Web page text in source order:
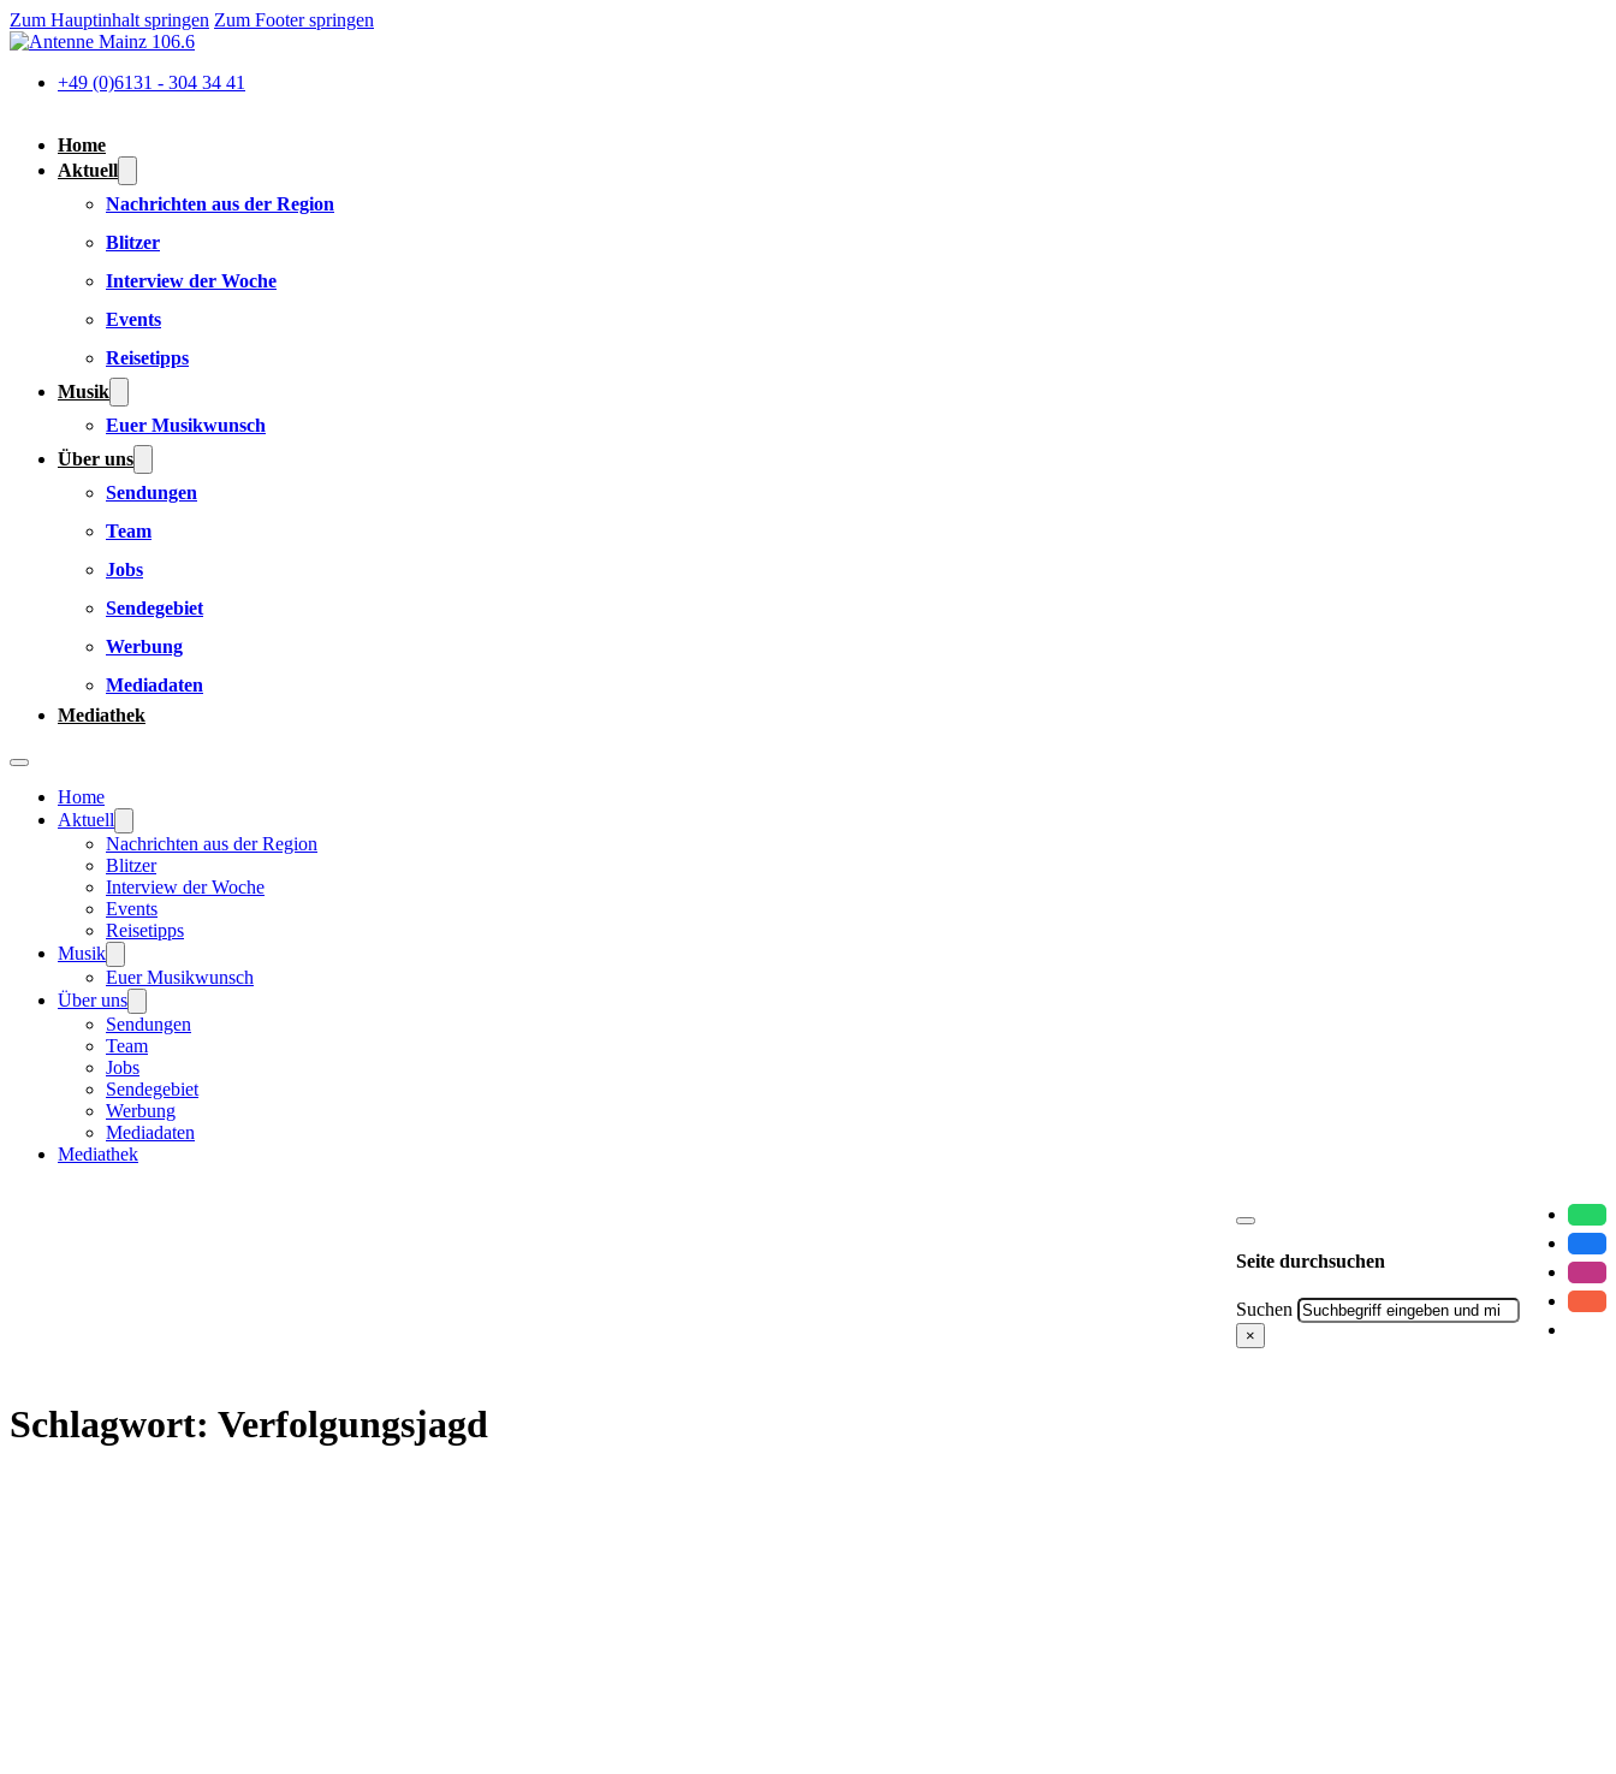
Zum Hauptinhalt springen Zum Footer springen
+49 (0)6131 - 304 34 41
Home
Aktuell
Nachrichten aus der Region
Blitzer
Interview der Woche
Events
Reisetipps
Musik
Euer Musikwunsch
Über uns
Sendungen
Team
Jobs
Sendegebiet
Werbung
Mediadaten
Mediathek
Home
Aktuell
Nachrichten aus der Region
Blitzer
Interview der Woche
Events
Reisetipps
Musik
Euer Musikwunsch
Über uns
Sendungen
Team
Jobs
Sendegebiet
Werbung
Mediadaten
Mediathek
Seite durchsuchen
Suchen
×
Schlagwort: Verfolgungsjagd